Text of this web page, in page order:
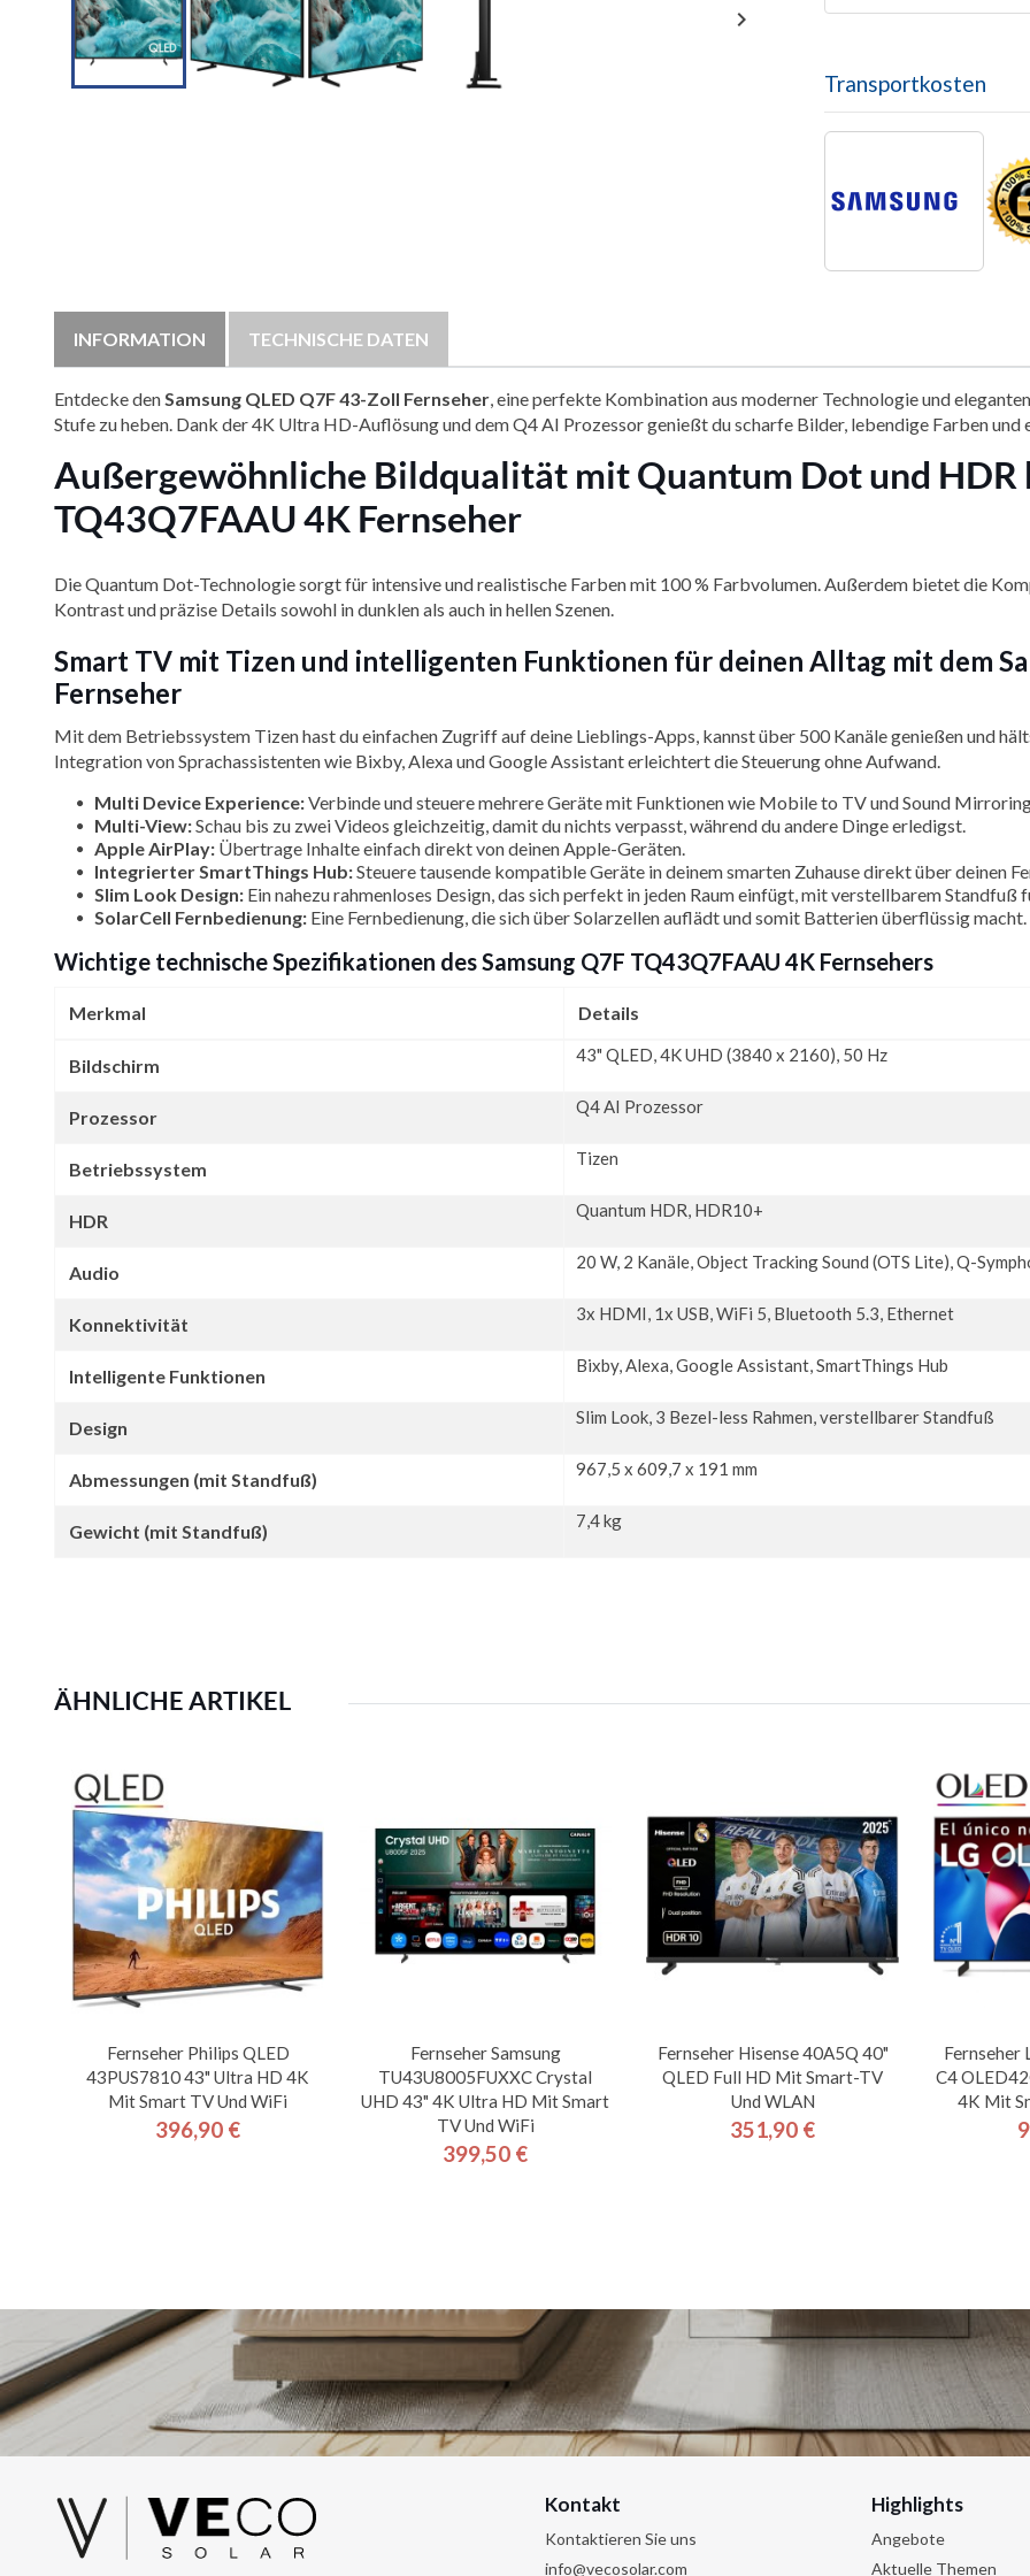
 
Transportkosten
INFORMATION TECHNISCHE DATEN
Entdecke den Samsung QLED Q7F 43-Zoll Fernseher , eine perfekte Kombination aus moderner Technologie und
Stufe zu heben. Dank der 4K Ultra HD-Auflösung und dem Q4 AI Prozessor genießt du scharfe Bilder, lebendige Farben und
Außergewöhnliche Bildqualität mit Quantum Dot und HDR
TQ43Q7FAAU 4K Fernseher
Die Quantum Dot-Technologie sorgt für intensive und realistische Farben mit 100 % Farbvolumen. Außerdem bietet die
Kontrast und präzise Details sowohl in dunklen als auch in hellen Szenen.
Smart TV mit Tizen und intelligenten Funktionen für deinen Alltag mit dem
Fernseher
Mit dem Betriebssystem Tizen hast du einfachen Zugriff auf deine Lieblings-Apps, kannst über 500 Kanäle genießen und
Integration von Sprachassistenten wie Bixby, Alexa und Google Assistant erleichtert die Steuerung ohne Aufwand.
Multi Device Experience:Verbinde und steuere mehrere Geräte mit Funktionen wie Mobile to TV und Sound
Multi-View:Schau bis zu zwei Videos gleichzeitig, damit du nichts verpasst, während du andere Dinge erledigst.
Apple AirPlay: Übertrage Inhalte einfach direkt von deinen Apple-Geräten.
Integrierter SmartThings Hub:Steuere tausende kompatible Geräte in deinem smarten Zuhause direkt über deinen
Slim Look Design: Ein nahezu rahmenloses Design, das sich perfekt in jeden Raum einfügt, mit verstellbarem
SolarCell Fernbedienung: Eine Fernbedienung, die sich über Solarzellen auflädt und somit Batterien überflüssig macht.
Wichtige technische Spezifikationen des Samsung Q7F TQ43Q7FAAU 4K Fernsehers
Merkmal Details
Bildschirm 43" QLED, 4K UHD (3840 x 2160), 50 Hz
Prozessor Q4 AI Prozessor
Betriebssystem Tizen
HDR Quantum HDR, HDR10+
Audio 20 W, 2 Kanäle, Object Tracking Sound (OTS Lite), Q-
Konnektivität 3x HDMI, 1x USB, WiFi 5, Bluetooth 5.3, Ethernet
Intelligente Funktionen Bixby, Alexa, Google Assistant, SmartThings Hub
Design Slim Look, 3 Bezel-less Rahmen, verstellbarer Standfuß
Abmessungen (mit Standfuß) 967,5 x 609,7 x 191 mm
Gewicht (mit Standfuß) 7,4 kg
ÄHNLICHE ARTIKEL
Fernseher Philips QLED
43PUS7810 43" Ultra HD 4K
Mit Smart TV Und WiFi
Preis
396,90 €
Fernseher Samsung
TU43U8005FUXXC Crystal
UHD 43" 4K Ultra HD Mit Smart
TV Und WiFi
Preis
399,50 €
Fernseher Hisense 40A5Q 40"
QLED Full HD Mit Smart-TV
Und WLAN
Preis
351,90 €
Fernseher
C4
4K Mit
Kontakt
Kontaktieren Sie uns
info@vecosolar.com
Highlights
Angebote
Aktuelle Themen